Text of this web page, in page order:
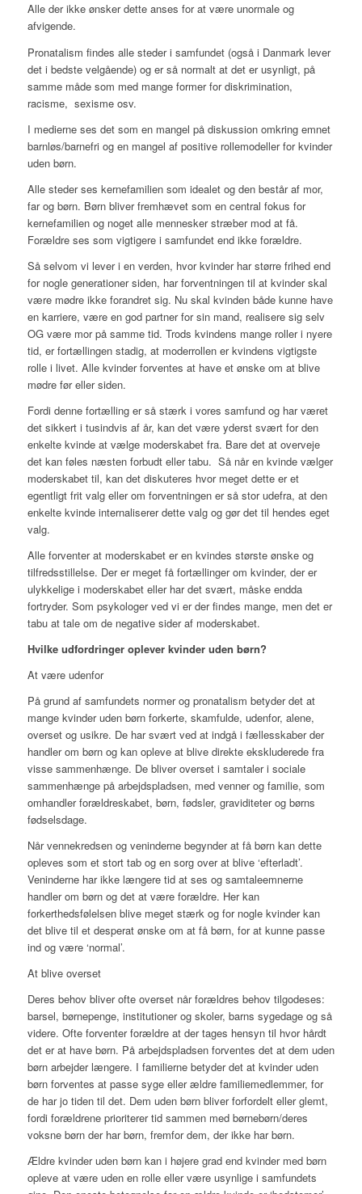
Alle der ikke ønsker dette anses for at være unormale og
afvigende.
Pronatalism findes alle steder i samfundet (også i Danmark lever
det i bedste velgående) og er så normalt at det er usynligt, på
samme måde som med mange former for diskrimination,
racisme, sexisme osv.
I medierne ses det som en mangel på diskussion omkring emnet
barnløs/barnefri og en mangel af positive rollemodeller for kvinder
uden børn.
Alle steder ses kernefamilien som idealet og den består af mor,
far og børn. Børn bliver fremhævet som en central fokus for
kernefamilien og noget alle mennesker stræber mod at få.
Forældre ses som vigtigere i samfundet end ikke forældre.
Så selvom vi lever i en verden, hvor kvinder har større frihed end
for nogle generationer siden, har forventningen til at kvinder skal
være mødre ikke forandret sig. Nu skal kvinden både kunne have
en karriere, være en god partner for sin mand, realisere sig selv
OG være mor på samme tid. Trods kvindens mange roller i nyere
tid, er fortællingen stadig, at moderrollen er kvindens vigtigste
rolle i livet. Alle kvinder forventes at have et ønske om at blive
mødre før eller siden.
Fordi denne fortælling er så stærk i vores samfund og har været
det sikkert i tusindvis af år, kan det være yderst svært for den
enkelte kvinde at vælge moderskabet fra. Bare det at overveje
det kan føles næsten forbudt eller tabu. Så når en kvinde vælger
moderskabet til, kan det diskuteres hvor meget dette er et
egentligt frit valg eller om forventningen er så stor udefra, at den
enkelte kvinde internaliserer dette valg og gør det til hendes eget
valg.
Alle forventer at moderskabet er en kvindes største ønske og
tilfredsstillelse. Der er meget få fortællinger om kvinder, der er
ulykkelige i moderskabet eller har det svært, måske endda
fortryder. Som psykologer ved vi er der findes mange, men det er
tabu at tale om de negative sider af moderskabet.
Hvilke udfordringer oplever kvinder uden børn?
At være udenfor
På grund af samfundets normer og pronatalism betyder det at
mange kvinder uden børn forkerte, skamfulde, udenfor, alene,
overset og usikre. De har svært ved at indgå i fællesskaber der
handler om børn og kan opleve at blive direkte ekskluderede fra
visse sammenhænge. De bliver overset i samtaler i sociale
sammenhænge på arbejdspladsen, med venner og familie, som
omhandler forældreskabet, børn, fødsler, graviditeter og børns
fødselsdage.
Når vennekredsen og veninderne begynder at få børn kan dette
opleves som et stort tab og en sorg over at blive ‘efterladt’.
Veninderne har ikke længere tid at ses og samtaleemnerne
handler om børn og det at være forældre. Her kan
forkerthedsfølelsen blive meget stærk og for nogle kvinder kan
det blive til et desperat ønske om at få børn, for at kunne passe
ind og være ‘normal’.
At blive overset
Deres behov bliver ofte overset når forældres behov tilgodeses:
barsel, børnepenge, institutioner og skoler, barns sygedage og så
videre. Ofte forventer forældre at der tages hensyn til hvor hårdt
det er at have børn. På arbejdspladsen forventes det at dem uden
børn arbejder længere. I familierne betyder det at kvinder uden
børn forventes at passe syge eller ældre familiemedlemmer, for
de har jo tiden til det. Dem uden børn bliver forfordelt eller glemt,
fordi forældrene prioriterer tid sammen med børnebørn/deres
voksne børn der har børn, fremfor dem, der ikke har børn.
Ældre kvinder uden børn kan i højere grad end kvinder med børn
opleve at være uden en rolle eller være usynlige i samfundets